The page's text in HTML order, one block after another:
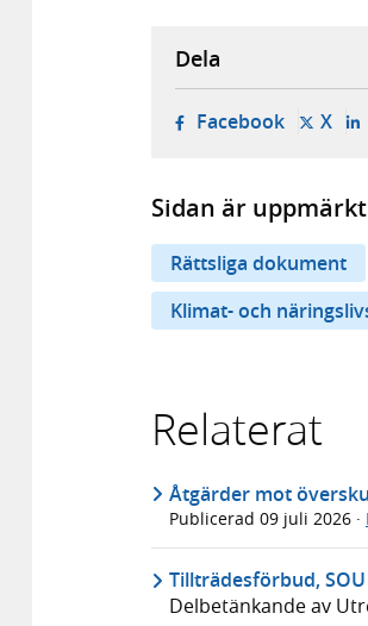
Dela
Facebook- öppnas
X-
Sidan är
Rättsliga dokument
Klimat- och
Relaterat
Åtgärder mot
Publicerad 09 juli 2026 ·
Tillträdesförbud, SOU
Delbetänkande av